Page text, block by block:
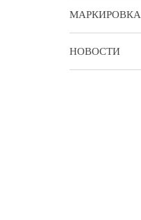
МАРКИРОВКА
НОВОСТИ